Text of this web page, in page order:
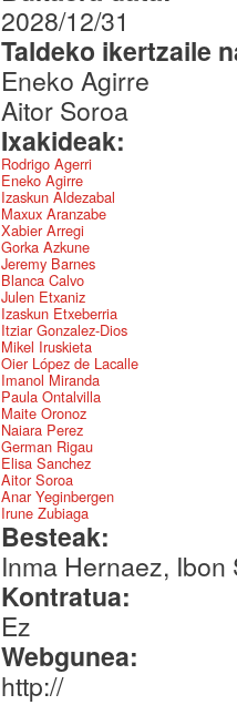
2028/12/31
Taldeko ikertzaile
Eneko Agirre
Aitor Soroa
Ixakideak:
Rodrigo Agerri
Eneko Agirre
Izaskun Aldezabal
Maxux Aranzabe
Xabier Arregi
Gorka Azkune
Jeremy Barnes
Blanca Calvo
Julen Etxaniz
Izaskun Etxeberria
Itziar Gonzalez-Dios
Mikel Iruskieta
Oier López de Lacalle
Imanol Miranda
Paula Ontalvilla
Maite Oronoz
Naiara Perez
German Rigau
Elisa Sanchez
Aitor Soroa
Anar Yeginbergen
Irune Zubiaga
Besteak:
Inma Hernaez, Ibon
Kontratua:
Ez
Webgunea:
http://